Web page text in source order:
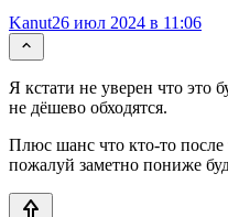
Kanut26 июл 2024 в 11:06
Я кстати не уверен что это
не дёшево обходятся.
Плюс шанс что кто-то
пожалуй заметно пониже